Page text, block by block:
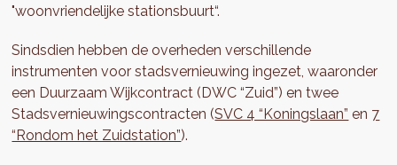
"woonvriendelijke stationsbuurt“.
Sindsdien hebben de overheden verschillende
instrumenten voor stadsvernieuwing ingezet, waaronder
een Duurzaam Wijkcontract (DWC “Zuid”) en twee
Stadsvernieuwingscontracten (SVC 4 “Koningslaan” en 7
“Rondom het Zuidstation”).